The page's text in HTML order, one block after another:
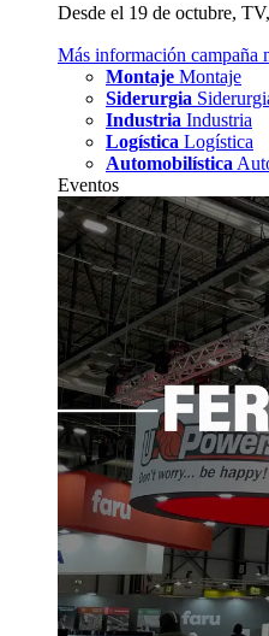
Desde el 19 de octubre,
Más información campaña
Montaje Montaje
Siderurgia
Industria Industria
Logística Logística
Automobilística
Eventos